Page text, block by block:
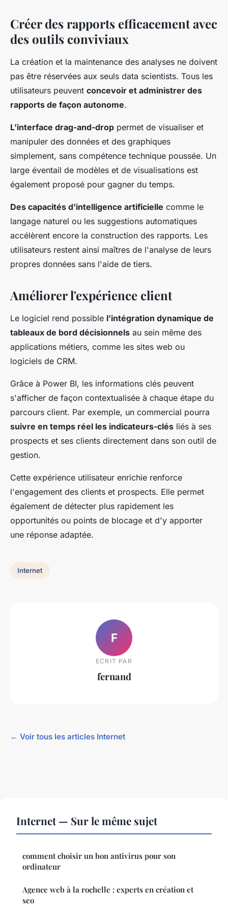
Créer des rapports efficacement avec
des outils conviviaux
La création et la maintenance des analyses ne doivent
pas être réservées aux seuls data scientists. Tous les
utilisateurs peuvent concevoir et administrer des
rapports de façon autonome.
L'interface drag-and-drop permet de visualiser et
manipuler des données et des graphiques
simplement, sans compétence technique poussée. Un
large éventail de modèles et de visualisations est
également proposé pour gagner du temps.
Des capacités d'intelligence artificielle comme le
langage naturel ou les suggestions automatiques
accélèrent encore la construction des rapports. Les
utilisateurs restent ainsi maîtres de l'analyse de leurs
propres données sans l'aide de tiers.
Améliorer l'expérience client
Le logiciel rend possible l'intégration dynamique de
tableaux de bord décisionnels au sein même des
applications métiers, comme les sites web ou
logiciels de CRM.
Grâce à Power BI, les informations clés peuvent
s'afficher de façon contextualisée à chaque étape du
parcours client. Par exemple, un commercial pourra
suivre en temps réel les indicateurs-clés liés à ses
prospects et ses clients directement dans son outil de
gestion.
Cette expérience utilisateur enrichie renforce
l'engagement des clients et prospects. Elle permet
également de détecter plus rapidement les
opportunités ou points de blocage et d'y apporter
une réponse adaptée.
Internet
F
ECRIT PAR
fernand
← Voir tous les articles Internet
Internet — Sur le même sujet
comment choisir un bon antivirus pour son
ordinateur
Agence web à la rochelle : experts en création et
seo